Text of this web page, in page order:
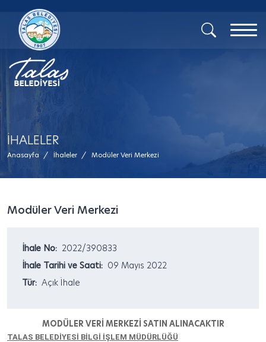
İHALELER
Anasayfa / İhaleler / Modüler Veri Merkezi
Modüler Veri Merkezi
İhale No: 2022/390833
İhale Tarihi ve Saati: 09 Mayıs 2022
Tür: Açık İhale
MODÜLER VERİ MERKEZİ SATIN ALINACAKTIR
TALAS BELEDİYESİ BİLGİ İŞLEM MÜDÜRLÜĞÜ